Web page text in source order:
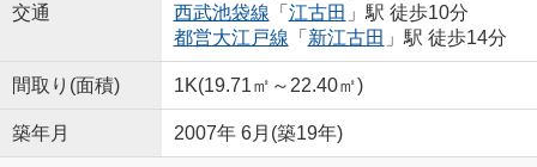
交通
西武池袋線 「 江古田 」駅 徒歩10分
都営大江戸線 「 新江古田 」駅 徒歩14分
間取り(面積) 1K(19.71㎡～22.40㎡)
築年月 2007年 6月(築19年)